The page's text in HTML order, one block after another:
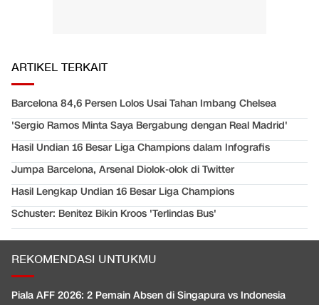
ARTIKEL TERKAIT
Barcelona 84,6 Persen Lolos Usai Tahan Imbang Chelsea
'Sergio Ramos Minta Saya Bergabung dengan Real Madrid'
Hasil Undian 16 Besar Liga Champions dalam Infografis
Jumpa Barcelona, Arsenal Diolok-olok di Twitter
Hasil Lengkap Undian 16 Besar Liga Champions
Schuster: Benitez Bikin Kroos 'Terlindas Bus'
REKOMENDASI UNTUKMU
Piala AFF 2026: 2 Pemain Absen di Singapura vs Indonesia